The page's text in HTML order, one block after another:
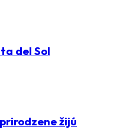
del Sol
žijú